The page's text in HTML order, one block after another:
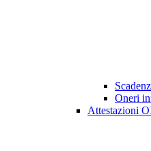
Oneri
Attestazioni